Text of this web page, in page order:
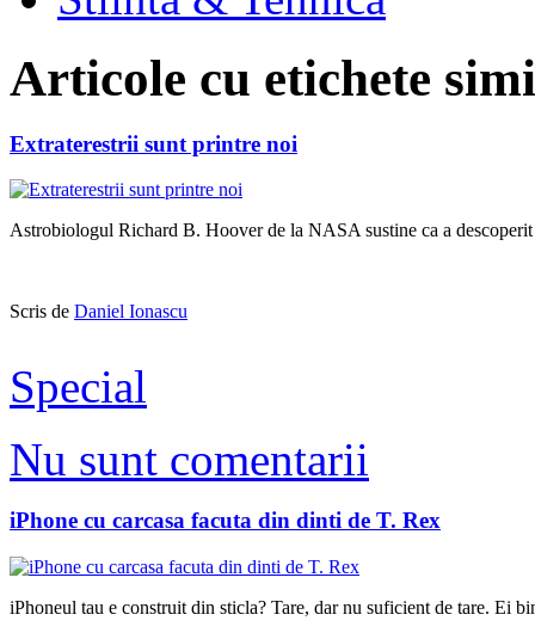
Articole cu etichete
Extraterestrii sunt printre noi
Astrobiologul Richard B. Hoover de la NASA sustine ca a
Scris de Daniel Ionascu
Special
Nu sunt comentarii
iPhone cu carcasa facuta din dinti de T. Rex
iPhoneul tau e construit din sticla? Tare, dar nu suficient de tare. Ei